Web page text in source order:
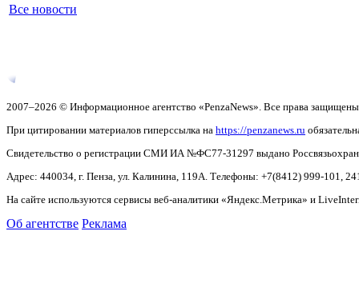
Все новости
2007–2026 © Информационное агентство «PenzaNews». Все права
При цитировании материалов гиперссылка на https://penzanews.ru
Свидетельство о регистрации СМИ ИА №ФС77-31297 выдано
Адрес: 440034, г. Пенза, ул. Калинина, 119А. Телефоны: +7(8412) 999-101,
На сайте используются сервисы веб-аналитики «Яндекс.Метрика» и
Об агентстве Реклама